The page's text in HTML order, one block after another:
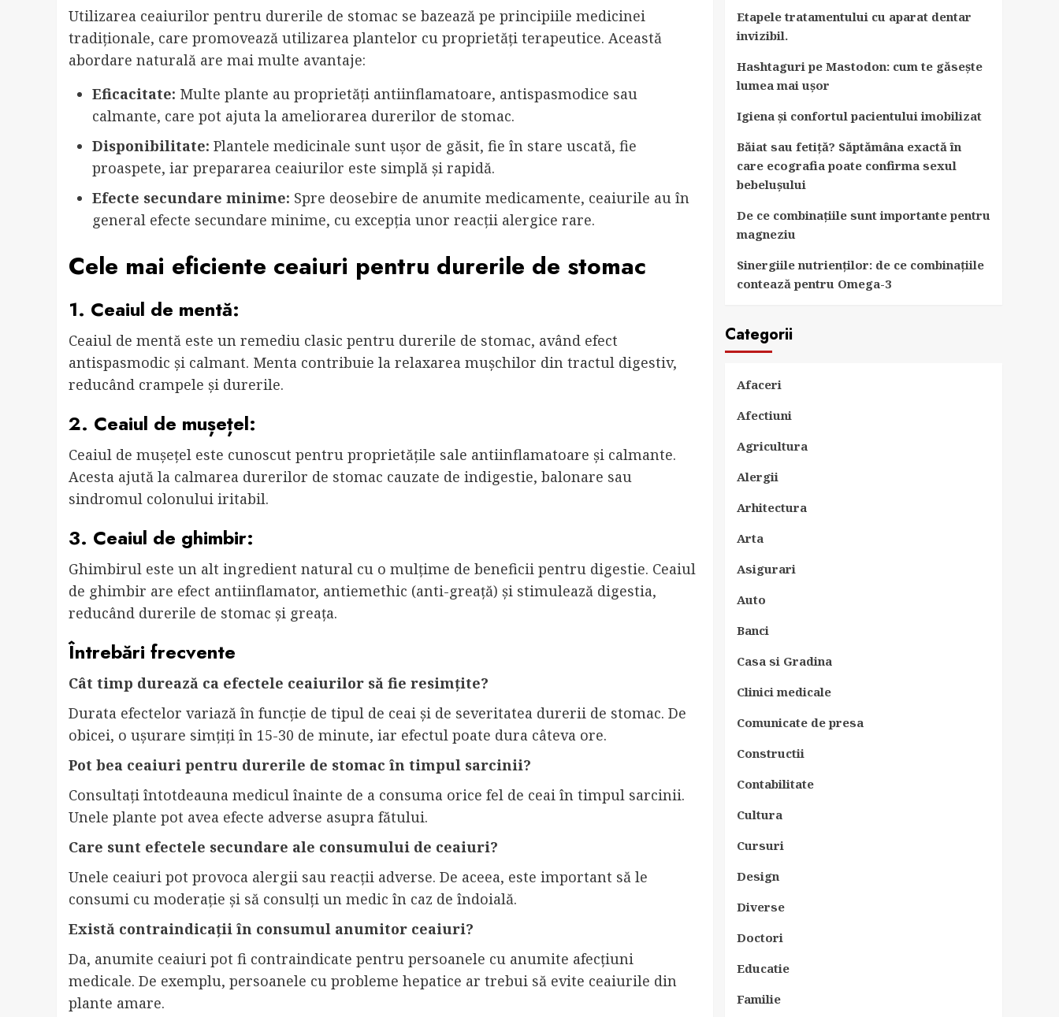
Utilizarea ceaiurilor pentru durerile de stomac se bazează pe principiile medicinei
tradiționale, care promovează utilizarea plantelor cu proprietăți terapeutice. Această
abordare naturală are mai multe avantaje:
Eficacitate: Multe plante au proprietăți antiinflamatoare, antispasmodice sau
calmante, care pot ajuta la ameliorarea durerilor de stomac.
Disponibilitate: Plantele medicinale sunt ușor de găsit, fie în stare uscată, fie
proaspete, iar prepararea ceaiurilor este simplă și rapidă.
Efecte secundare minime: Spre deosebire de anumite medicamente, ceaiurile au în
general efecte secundare minime, cu excepția unor reacții alergice rare.
Cele mai eficiente ceaiuri pentru durerile de stomac
1. Ceaiul de mentă:
Ceaiul de mentă este un remediu clasic pentru durerile de stomac, având efect
antispasmodic și calmant. Menta contribuie la relaxarea mușchilor din tractul digestiv,
reducând crampele și durerile.
2. Ceaiul de mușețel:
Ceaiul de mușețel este cunoscut pentru proprietățile sale antiinflamatoare și calmante.
Acesta ajută la calmarea durerilor de stomac cauzate de indigestie, balonare sau
sindromul colonului iritabil.
3. Ceaiul de ghimbir:
Ghimbirul este un alt ingredient natural cu o mulțime de beneficii pentru digestie. Ceaiul
de ghimbir are efect antiinflamator, antiemethic (anti-greață) și stimulează digestia,
reducând durerile de stomac și greața.
Întrebări frecvente
Cât timp durează ca efectele ceaiurilor să fie resimțite?
Durata efectelor variază în funcție de tipul de ceai și de severitatea durerii de stomac. De
obicei, o ușurare simțiți în 15-30 de minute, iar efectul poate dura câteva ore.
Pot bea ceaiuri pentru durerile de stomac în timpul sarcinii?
Consultați întotdeauna medicul înainte de a consuma orice fel de ceai în timpul sarcinii.
Unele plante pot avea efecte adverse asupra fătului.
Care sunt efectele secundare ale consumului de ceaiuri?
Unele ceaiuri pot provoca alergii sau reacții adverse. De aceea, este important să le
consumi cu moderație și să consulți un medic în caz de îndoială.
Există contraindicații în consumul anumitor ceaiuri?
Da, anumite ceaiuri pot fi contraindicate pentru persoanele cu anumite afecțiuni
medicale. De exemplu, persoanele cu probleme hepatice ar trebui să evite ceaiurile din
plante amare.
Etapele tratamentului cu aparat dentar
invizibil.
Hashtaguri pe Mastodon: cum te găsește
lumea mai ușor
Igiena și confortul pacientului imobilizat
Băiat sau fetiță? Săptămâna exactă în
care ecografia poate confirma sexul
bebelușului
De ce combinațiile sunt importante pentru
magneziu
Sinergiile nutrienților: de ce combinațiile
contează pentru Omega-3
Categorii
Afaceri
Afectiuni
Agricultura
Alergii
Arhitectura
Arta
Asigurari
Auto
Banci
Casa si Gradina
Clinici medicale
Comunicate de presa
Constructii
Contabilitate
Cultura
Cursuri
Design
Diverse
Doctori
Educatie
Familie